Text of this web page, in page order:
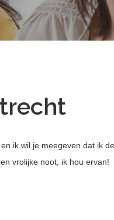
ik wil je meegeven dat ik
vrolijke noot, ik hou ervan!